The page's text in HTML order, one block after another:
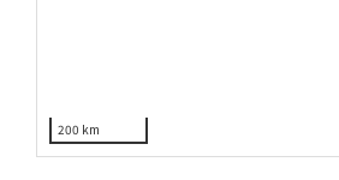
200 km